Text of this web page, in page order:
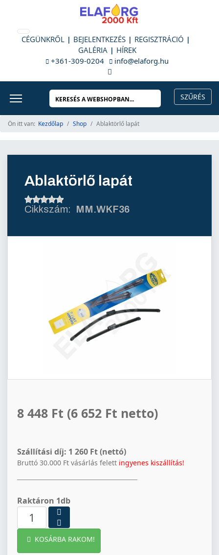
CÉGÜNKRŐL BEJELENTKEZÉS
REGISZTRÁCIÓ
GALÉRIA
HÍREK
+361-309-0204
info@elaforg.hu
Ön itt van: Kezdőlap Shop Ablaktörlő lapát
Ablaktörlő lapát
MM.WKF36
8 448 Ft (6 652 Ft netto)
Szállítási díj: 1 260 Ft (nettó)
Bruttó 30.000 Ft vásárlás felett ingyenes kiszállítás!
Raktáron 1db
KOSÁRBA RAKOM!